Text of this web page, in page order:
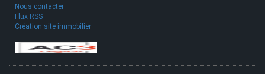
Nous contacter
Flux RSS
Création site immobilier